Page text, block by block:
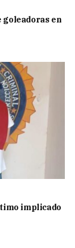
goleadoras en
implicado